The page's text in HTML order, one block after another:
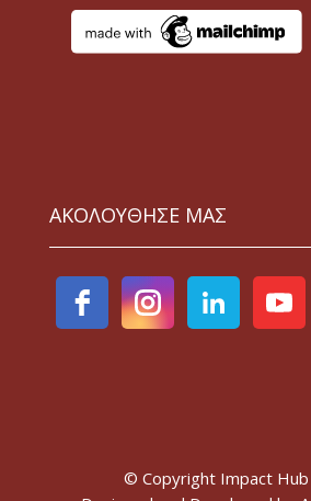
ΑΚΟΛΟΥΘΗΣΕ ΜΑΣ
© Copyright Impact Hub